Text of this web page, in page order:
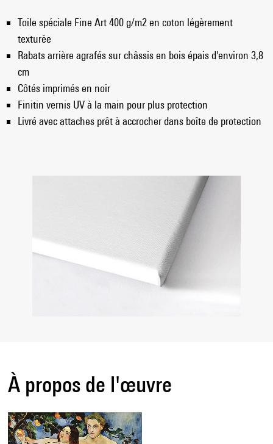
Toile spéciale Fine Art 400 g/m2 en coton légèrement
texturée
Rabats arrière agrafés sur châssis en bois épais d'environ 3,8
cm
Côtés imprimés en noir
Finitin vernis UV à la main pour plus protection
Livré avec attaches prêt à accrocher dans boîte de protection
À propos de l'œuvre